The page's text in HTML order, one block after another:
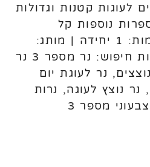
גיל 3 מתאים לעוגות קטנות וגדולות
נוספות קל
לשימוש ולהדלקה כמות: 1 יחידה | מותג:
שמחה זה אנחנו מילות חיפוש: נר מספר 3 נר
נר לעוגת יום
נוצץ לעוגה, נרות
מספר 3